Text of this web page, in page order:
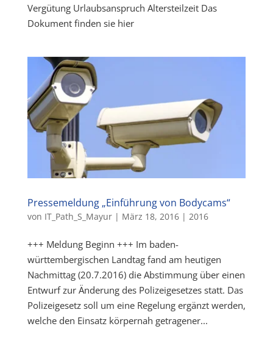
Vergütung Urlaubsanspruch Altersteilzeit Das
Dokument finden sie hier
Pressemeldung „Einführung von Bodycams“
von IT_Path_S_Mayur| März 18, 2016| 2016
+++ Meldung Beginn +++ Im baden-
württembergischen Landtag fand am heutigen
Nachmittag (20.7.2016) die Abstimmung über einen
Entwurf zur Änderung des Polizeigesetzes statt. Das
Polizeigesetz soll um eine Regelung ergänzt werden,
welche den Einsatz körpernah getragener...